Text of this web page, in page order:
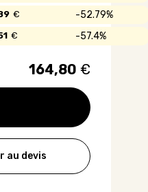
52.79%
€
57.4%
€
164,80 €
au devis